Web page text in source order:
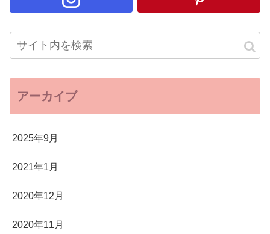
アーカイブ
2025年9月
2021年1月
2020年12月
2020年11月